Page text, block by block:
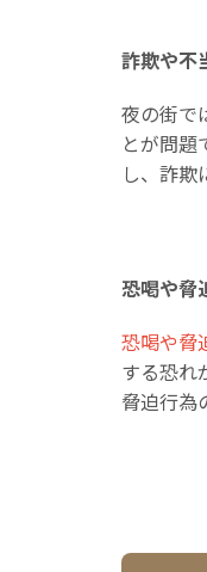
詐欺や不
夜の街で
とが問題
し、詐欺
恐喝や脅
恐喝や脅
する恐れ
脅迫行為